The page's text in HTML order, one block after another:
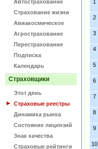
Автострахование
Страхование жизни
Авиакосмическое
Агрострахование
Перестрахование
Подписка
Календарь
Страховщики
Этот день
Страховые реестры
Динамика рынка
Состояние лицензий
Знак качества
Страховые рейтинги
1
2
3
4
5
6
7
8
9
10